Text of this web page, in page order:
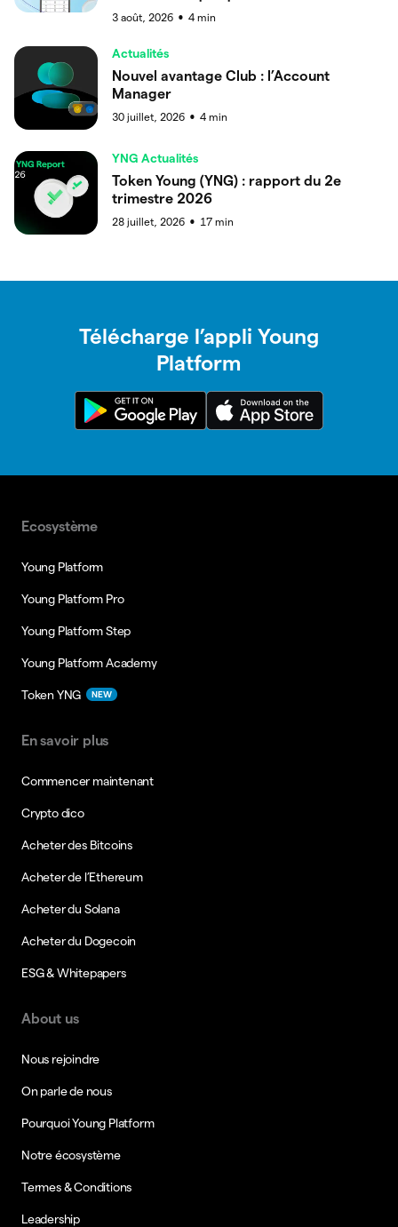
3 août, 2026 ● 4 min
Actualités
Nouvel avantage Club : l’Account
Manager
30 juillet, 2026 ● 4 min
YNG Actualités
Token Young (YNG) : rapport du 2e
trimestre 2026
28 juillet, 2026 ● 17 min
Télécharge l’appli Young
Platform
Ecosystème
Young Platform
Young Platform Pro
Young Platform Step
Young Platform Academy
Token YNG NEW
En savoir plus
Commencer maintenant
Crypto dico
Acheter des Bitcoins
Acheter de l’Ethereum
Acheter du Solana
Acheter du Dogecoin
ESG & Whitepapers
About us
Nous rejoindre
On parle de nous
Pourquoi Young Platform
Notre écosystème
Termes & Conditions
Leadership